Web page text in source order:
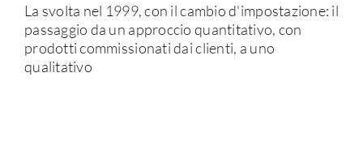
La svolta nel 1999, con il cambio d'impostazione: il
passaggio da un approccio quantitativo, con
prodotti commissionati dai clienti, a uno
qualitativo